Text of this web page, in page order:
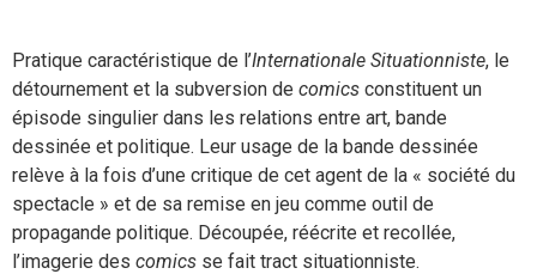
Pratique caractéristique de l’Internationale Situationniste, le
détournement et la subversion de comics constituent un
épisode singulier dans les relations entre art, bande
dessinée et politique. Leur usage de la bande dessinée
relève à la fois d’une critique de cet agent de la « société du
spectacle » et de sa remise en jeu comme outil de
propagande politique. Découpée, réécrite et recollée,
l’imagerie des comics se fait tract situationniste.